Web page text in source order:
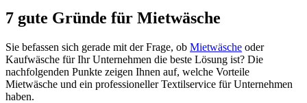
7 gute Gründe für Mietwäsche
Sie befassen sich gerade mit der Frage, ob Mietwäsche oder
Kaufwäsche für Ihr Unternehmen die beste Lösung ist? Die
nachfolgenden Punkte zeigen Ihnen auf, welche Vorteile
Mietwäsche und ein professioneller Textilservice für Unternehmen
haben.